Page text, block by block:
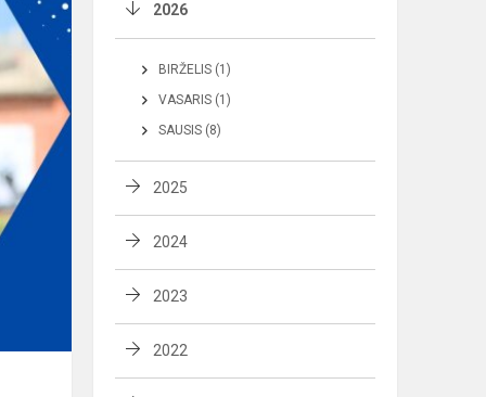
2026
BIRŽELIS (1)
VASARIS (1)
SAUSIS (8)
2025
2024
2023
2022